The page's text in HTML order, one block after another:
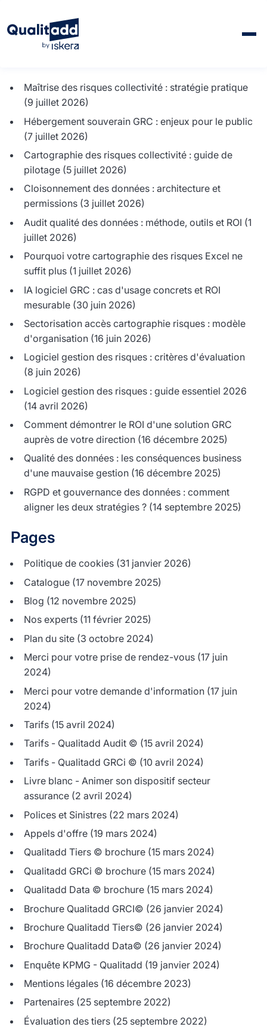
Maîtrise des risques collectivité : stratégie pratique
(9 juillet 2026)
Hébergement souverain GRC : enjeux pour le public
(7 juillet 2026)
Cartographie des risques collectivité : guide de
pilotage (5 juillet 2026)
Cloisonnement des données : architecture et
permissions (3 juillet 2026)
Audit qualité des données : méthode, outils et ROI (1
juillet 2026)
Pourquoi votre cartographie des risques Excel ne
suffit plus (1 juillet 2026)
IA logiciel GRC : cas d'usage concrets et ROI
mesurable (30 juin 2026)
Sectorisation accès cartographie risques : modèle
d'organisation (16 juin 2026)
Logiciel gestion des risques : critères d'évaluation
(8 juin 2026)
Logiciel gestion des risques : guide essentiel 2026
(14 avril 2026)
Comment démontrer le ROI d'une solution GRC
auprès de votre direction (16 décembre 2025)
Qualité des données : les conséquences business
d'une mauvaise gestion (16 décembre 2025)
RGPD et gouvernance des données : comment
aligner les deux stratégies ? (14 septembre 2025)
Pages
Politique de cookies (31 janvier 2026)
Catalogue (17 novembre 2025)
Blog (12 novembre 2025)
Nos experts (11 février 2025)
Plan du site (3 octobre 2024)
Merci pour votre prise de rendez-vous (17 juin
2024)
Merci pour votre demande d'information (17 juin
2024)
Tarifs (15 avril 2024)
Tarifs - Qualitadd Audit © (15 avril 2024)
Tarifs - Qualitadd GRCi © (10 avril 2024)
Livre blanc - Animer son dispositif secteur
assurance (2 avril 2024)
Polices et Sinistres (22 mars 2024)
Appels d'offre (19 mars 2024)
Qualitadd Tiers © brochure (15 mars 2024)
Qualitadd GRCi © brochure (15 mars 2024)
Qualitadd Data © brochure (15 mars 2024)
Brochure Qualitadd GRCI© (26 janvier 2024)
Brochure Qualitadd Tiers© (26 janvier 2024)
Brochure Qualitadd Data© (26 janvier 2024)
Enquête KPMG - Qualitadd (19 janvier 2024)
Mentions légales (16 décembre 2023)
Partenaires (25 septembre 2022)
Évaluation des tiers (25 septembre 2022)